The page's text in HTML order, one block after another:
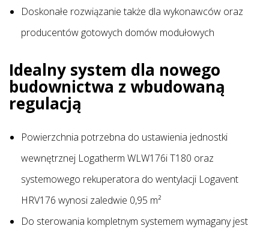
Doskonałe rozwiązanie także dla wykonawców oraz
producentów gotowych domów modułowych
Idealny system dla nowego
budownictwa z wbudowaną
regulacją
Powierzchnia potrzebna do ustawienia jednostki
wewnętrznej Logatherm WLW176i T180 oraz
systemowego rekuperatora do wentylacji Logavent
HRV176 wynosi zaledwie 0,95 m²
Do sterowania kompletnym systemem wymagany jest